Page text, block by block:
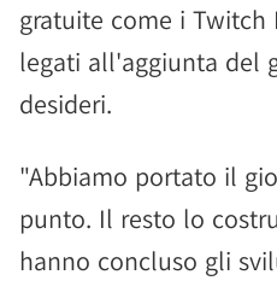
gratuite come i Twitch
legati all'aggiunta del
desideri.
"Abbiamo portato il
punto. Il resto lo
hanno concluso gli